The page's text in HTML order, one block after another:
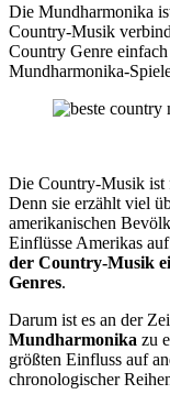
Die Mundharmonika
Country-Musik
Country Genre
Mundharmonika-
Die Country-Musik ist
Denn sie erzählt viel
amerikanischen
Einflüsse Amerikas
der Country-Musik
Genres.
Darum ist es an der
Mundharmonika zu
größten Einfluss auf
chronologischer